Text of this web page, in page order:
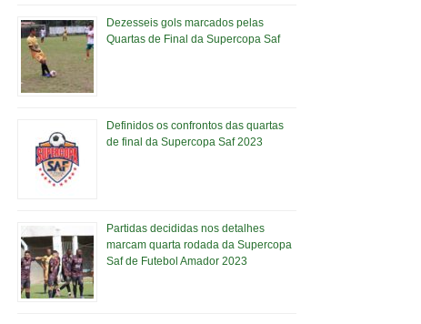
Dezesseis gols marcados pelas
Quartas de Final da Supercopa Saf
Definidos os confrontos das quartas
de final da Supercopa Saf 2023
Partidas decididas nos detalhes
marcam quarta rodada da Supercopa
Saf de Futebol Amador 2023